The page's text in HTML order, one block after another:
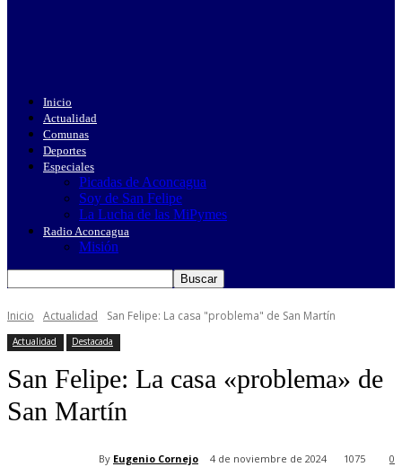
Inicio
Actualidad
Comunas
Deportes
Especiales
Picadas de Aconcagua
Soy de San Felipe
La Lucha de las MiPymes
Radio Aconcagua
Misión
Inicio Actualidad San Felipe: La casa "problema" de San Martín
Actualidad Destacada
San Felipe: La casa «problema» de
San Martín
By Eugenio Cornejo 4 de noviembre de 2024 0
1075